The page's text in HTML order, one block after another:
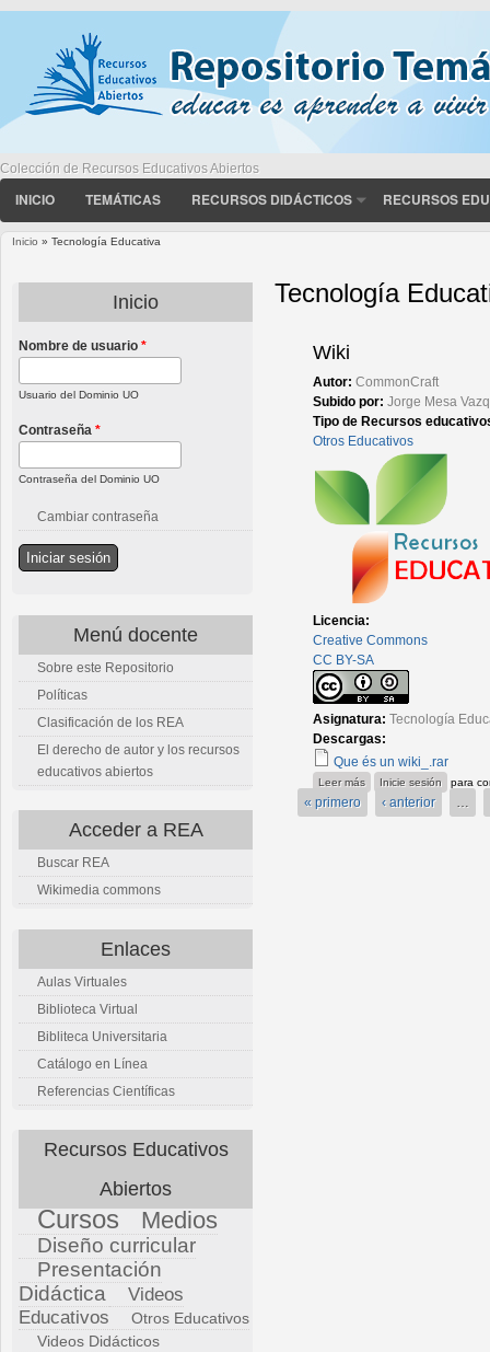
Colección de Recursos Educativos Abiertos
INICIO TEMÁTICAS RECURSOS DIDÁCTICOS RECURSOS
Inicio » Tecnología Educativa
Tecnología
Wiki
Autor: CommonCraft
Subido por: Jorge Mesa
Tipo de Recursos
Otros Educativos
Licencia:
Creative Commons
CC BY-SA
Asignatura: Tecnología
Descargas:
Que és un wiki_.rar
Leer más sobre Wiki
Inicie sesión para
Páginas
« primero ‹ anterior …
Inicio
Nombre de usuario *
Usuario del Dominio UO
Contraseña *
Contraseña del Dominio UO
Cambiar contraseña
Menú docente
Sobre este Repositorio
Políticas
Clasificación de los REA
El derecho de autor y los recursos
educativos abiertos
Acceder a REA
Buscar REA
Wikimedia commons
Enlaces
Aulas Virtuales
Biblioteca Virtual
Bibliteca Universitaria
Catálogo en Línea
Referencias Científicas
Recursos Educativos
Abiertos
Cursos Medios
Diseño curricular
Presentación
Didáctica
Videos
Educativos
Otros Educativos
Videos Didácticos